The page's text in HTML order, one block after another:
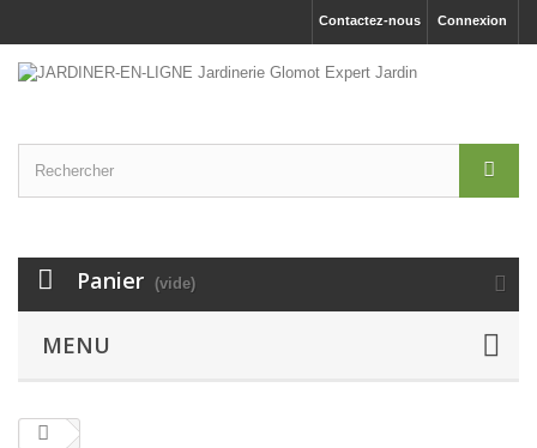
Connexion
Contactez-nous
Panier (vide)
MENU